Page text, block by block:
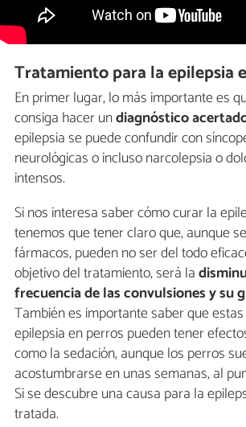
Tratamiento para la epilepsia
En primer lugar, lo más importante es
consiga hacer undiagnóstico
epilepsia se puede confundir con
neurológicas o incluso narcolepsia o
intensos.
Si nos interesa saber cómo curar la
tenemos que tener claro que, aunque
fármacos, pueden no ser del todo
objetivo del tratamiento, será la
frecuencia de las convulsiones y su
También es importante saber que
epilepsia en perros pueden tener
como la sedación, aunque los perros
acostumbrarse en unas semanas, al
Si se descubre una causa para la
tratada.